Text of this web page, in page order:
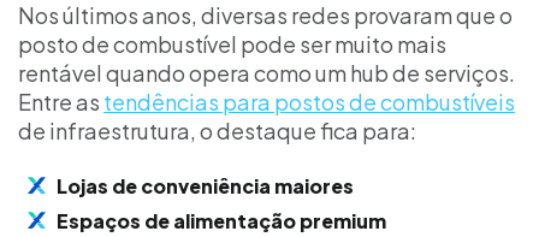
Nos últimos anos, diversas redes provaram que o
posto de combustível pode ser muito mais
rentável quando opera como um hub de serviços.
Entre as tendências para postos de combustíveis
de infraestrutura, o destaque fica para:
Lojas de conveniência maiores
Espaços de alimentação premium